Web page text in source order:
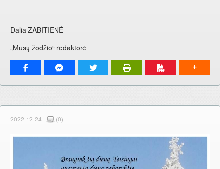
Dalia ZABITIENĖ
„Mūsų žodžio“ redaktorė
2022-12-24 | (0)